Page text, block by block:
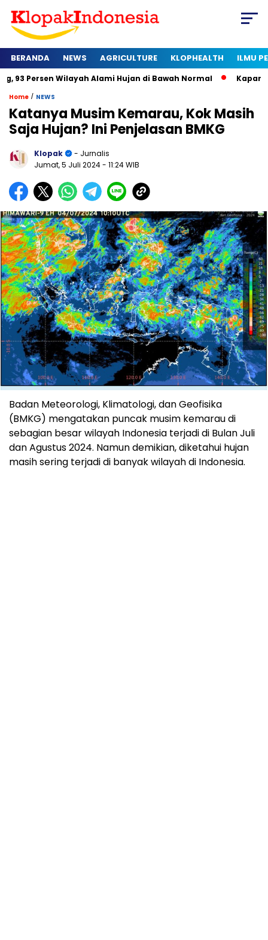
BERANDA NEWS AGRICULTURE KLOPHEALTH ILMU
Wilayah Alami Hujan di Bawah Normal Kapan Sertifikat
Home / NEWS
Katanya Musim Kemarau, Kok Masih
Saja Hujan? Ini Penjelasan BMKG
Klopak
- Jurnalis
Jumat, 5 Juli 2024- 11:24 WIB
Badan Meteorologi, Klimatologi, dan Geofisika
(BMKG) mengatakan puncak musim kemarau di
sebagian besar wilayah Indonesia terjadi di Bulan Juli
dan Agustus 2024. Namun demikian, diketahui hujan
masih sering terjadi di banyak wilayah di Indonesia.